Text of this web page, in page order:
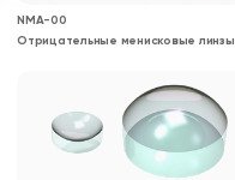
NMA-00
Отрицательные менисковые линзы